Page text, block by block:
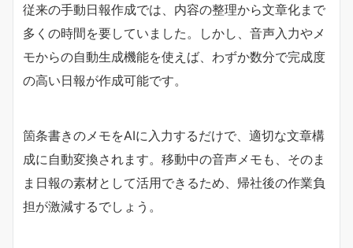
従来の手動日報作成では、内容の整理から文章化まで
多くの時間を要していました。しかし、音声入力やメ
モからの自動生成機能を使えば、わずか数分で完成度
の高い日報が作成可能です。
箇条書きのメモをAIに入力するだけで、適切な文章構
成に自動変換されます。移動中の音声メモも、そのま
ま日報の素材として活用できるため、帰社後の作業負
担が激減するでしょう。